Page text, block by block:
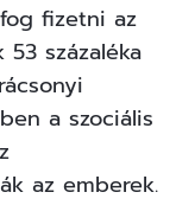
fizetni az
százaléka
a szociális
az emberek.